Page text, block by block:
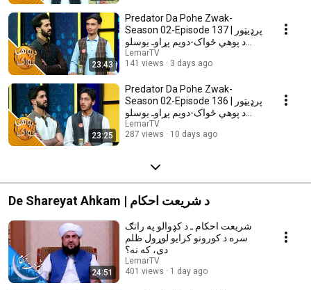
23:43
Predator Da Pohe Zwak-
Season 02-Episode 137 | پرډیټور‌
د پوهې ځواک-دویم پړاوـ یوسلو
اووه دېرشمه برخه
LemarTV
141 views
3 days ago
23:25
Predator Da Pohe Zwak-
Season 02-Episode 136 | پرډیټور‌
د پوهې ځواک-دویم پړاوـ یوسلو
شپږ دېرشمه برخه
LemarTV
287 views
10 days ago
De Shareyat Ahkam | د شریعت احکام
24:51
شریعت احکام ـ د کډوالو په راتګ
سره د کورونو کرایو لوړول ظلم
دی، که نه؟
LemarTV
401 views
1 day ago